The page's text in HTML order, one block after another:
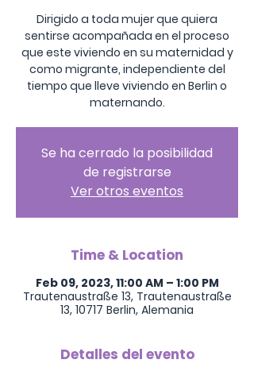
Dirigido a toda mujer que quiera
sentirse acompañada en el proceso
que este viviendo en su maternidad y
como migrante, independiente del
tiempo que lleve viviendo en Berlin o
maternando.
Se ha cerrado la posibilidad
de registrarse
Ver otros eventos
Time & Location
Feb 09, 2023, 11:00 AM – 1:00 PM
Trautenaustraße 13, Trautenaustraße
13, 10717 Berlin, Alemania
Detalles del evento